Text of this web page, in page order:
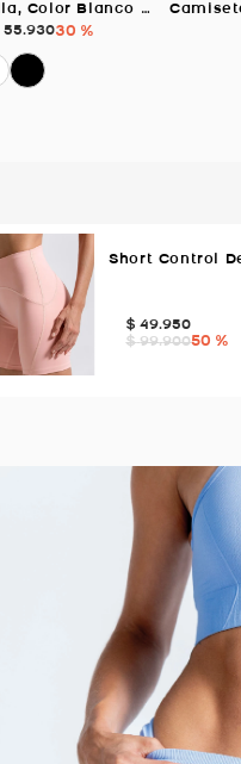
Camiseta En Malla, Color Blanco Para Mujer
55.93030 %
$ 49.950
$ 99.90050 %